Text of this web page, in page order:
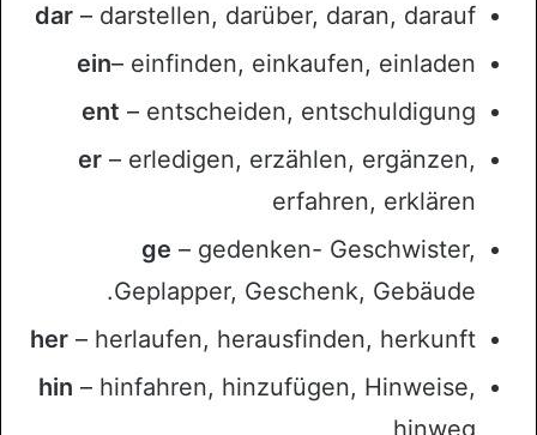
dar – darstellen, darüber, daran, darauf
ein– einfinden, einkaufen, einladen
ent – entscheiden, entschuldigung
er – erledigen, erzählen, ergänzen,
erfahren, erklären
ge – gedenken- Geschwister,
Geplapper, Geschenk, Gebäude.
her – herlaufen, herausfinden, herkunft
hin – hinfahren, hinzufügen, Hinweise,
hinweg